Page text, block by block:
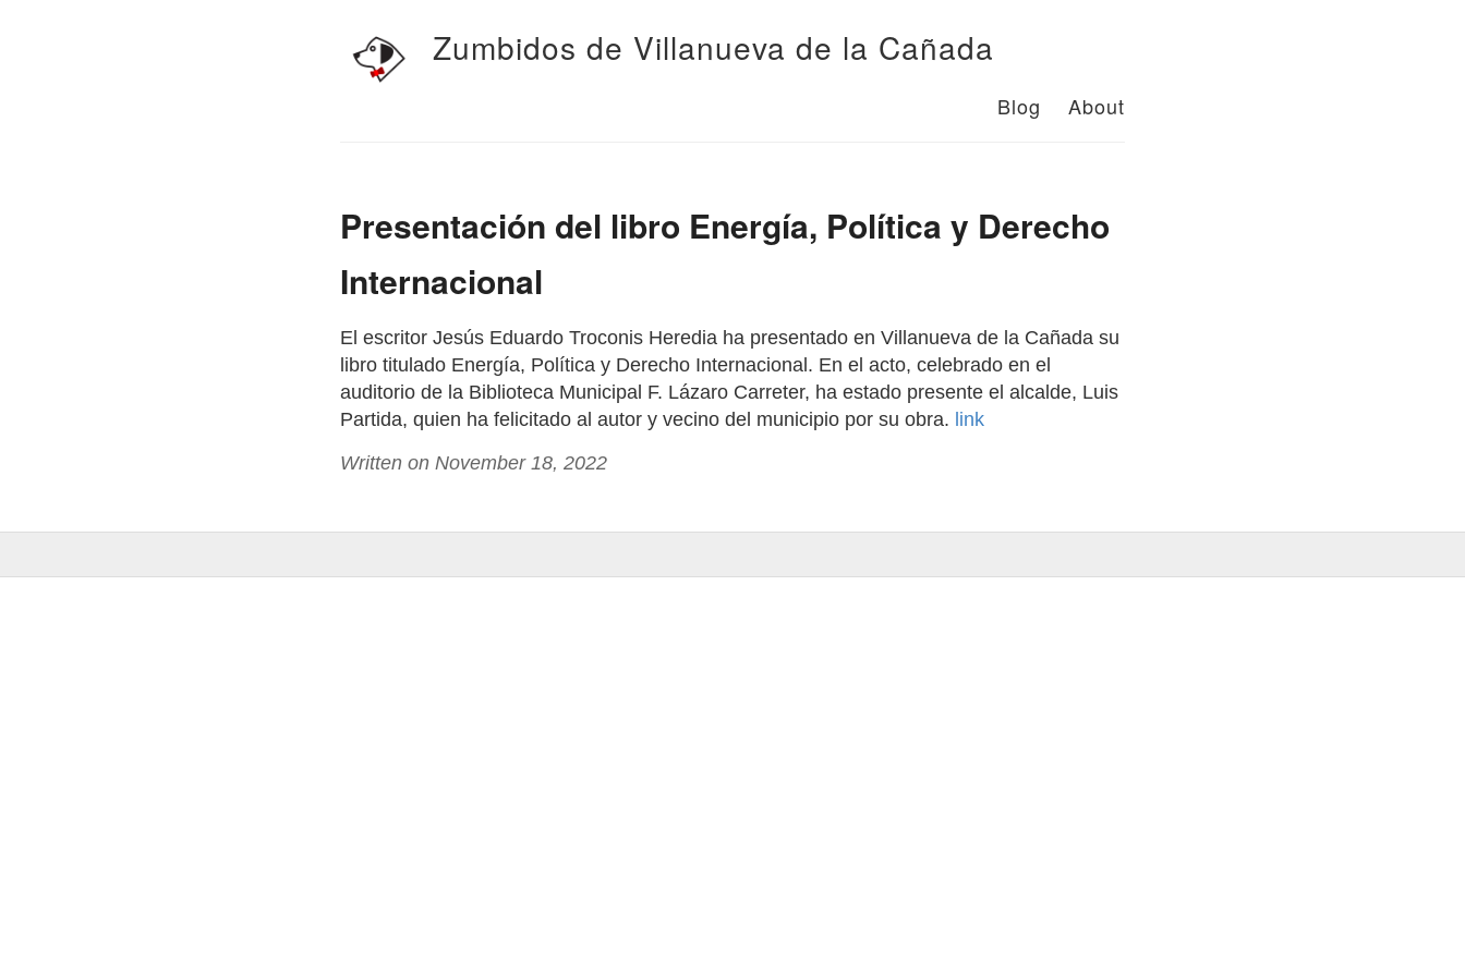
Zumbidos de Villanueva de la Cañada
Blog About
Presentación del libro Energía, Política y Derecho
Internacional
El escritor Jesús Eduardo Troconis Heredia ha presentado en Villanueva de la Cañada su
libro titulado Energía, Política y Derecho Internacional. En el acto, celebrado en el
auditorio de la Biblioteca Municipal F. Lázaro Carreter, ha estado presente el alcalde, Luis
Partida, quien ha felicitado al autor y vecino del municipio por su obra. link
Written on November 18, 2022